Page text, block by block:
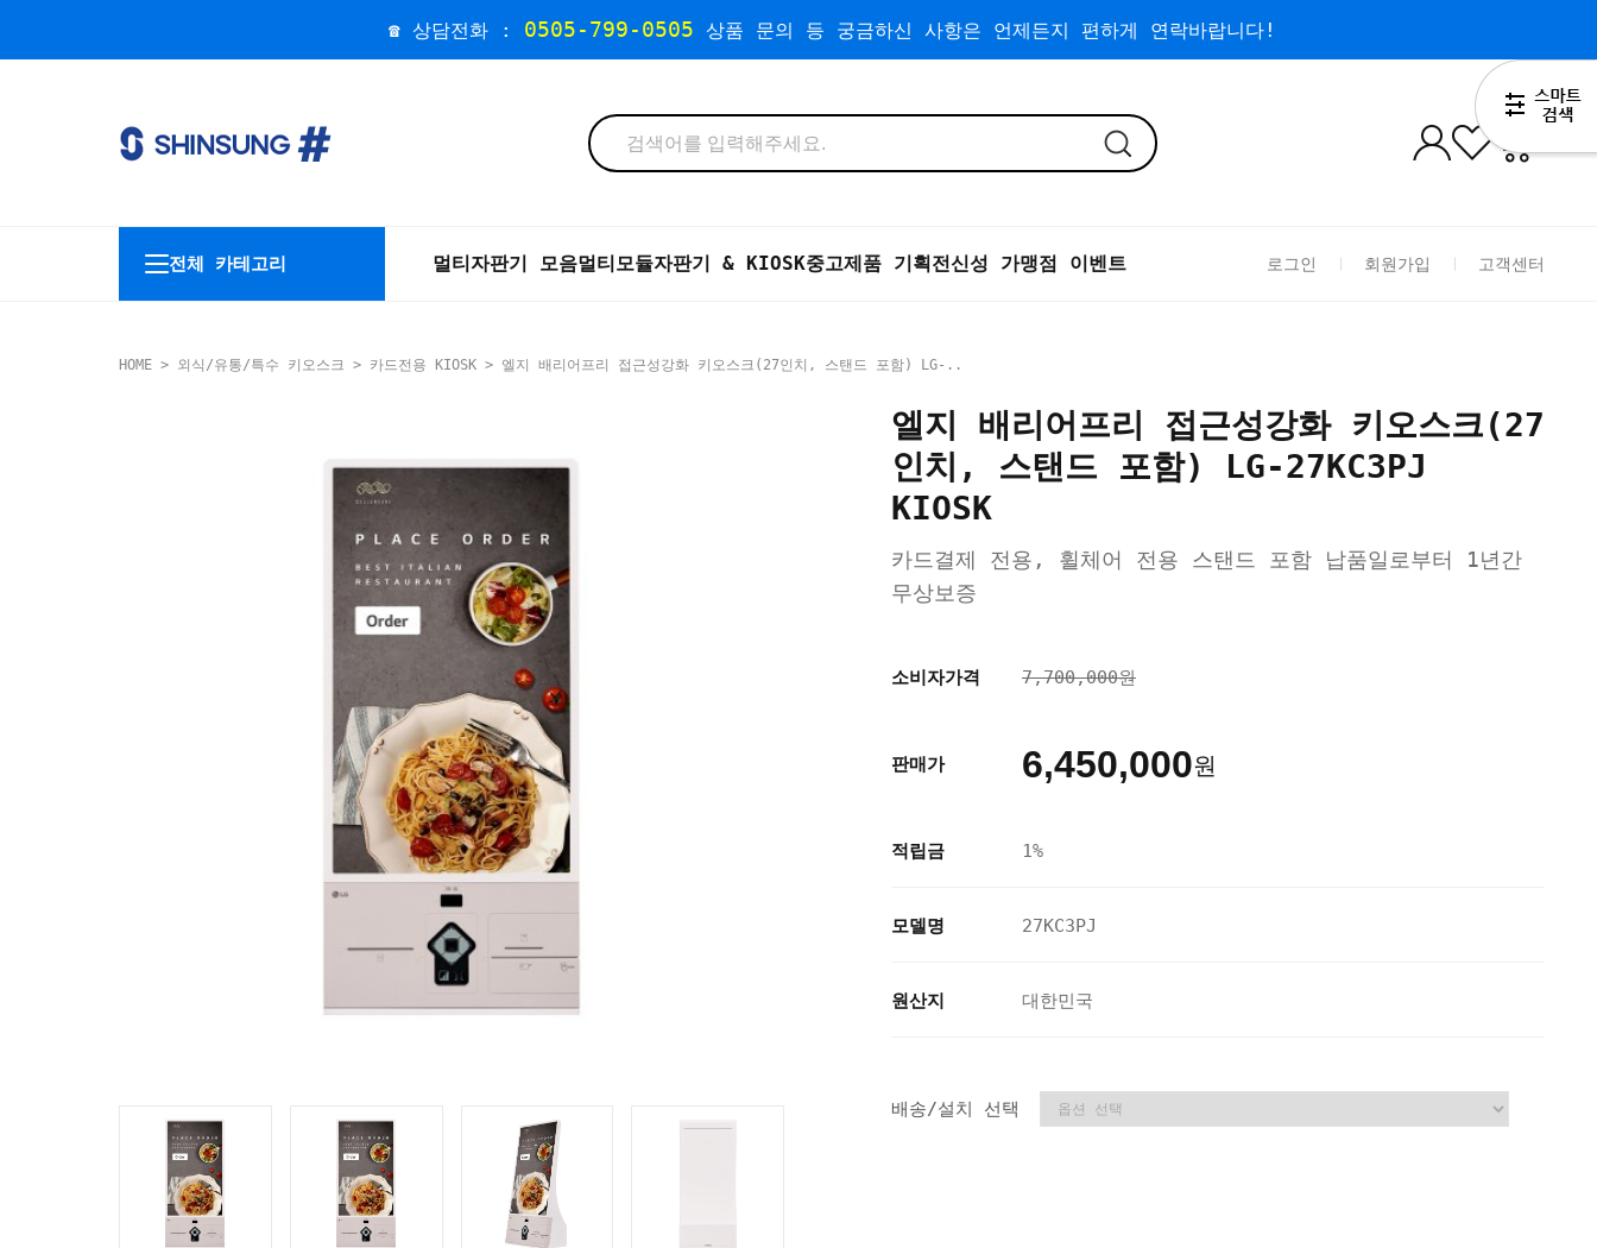
☎ 상담전화 : 0505-799-0505 상품 문의 등 궁금하신 사항은 언제든지 편하게 연락바랍니다!
전체 카테고리 멀티자판기 모음멀티모듈자판기 & KIOSK중고제품 기획전신성 가맹점 이벤트 로그인 회원가입 고객센터
HOME > 외식/유통/특수 키오스크 > 카드전용 KIOSK > 엘지 배리어프리 접근성강화 키오스크(27인치, 스탠드 포함) LG-..
엘지 배리어프리 접근성강화 키오스크(27
인치, 스탠드 포함) LG-27KC3PJ
KIOSK
카드결제 전용, 휠체어 전용 스탠드 포함 납품일로부터 1년간
무상보증
소비자가격 7,700,000원
판매가 6,450,000원
적립금 1%
모델명 27KC3PJ
원산지 대한민국
배송/설치 선택